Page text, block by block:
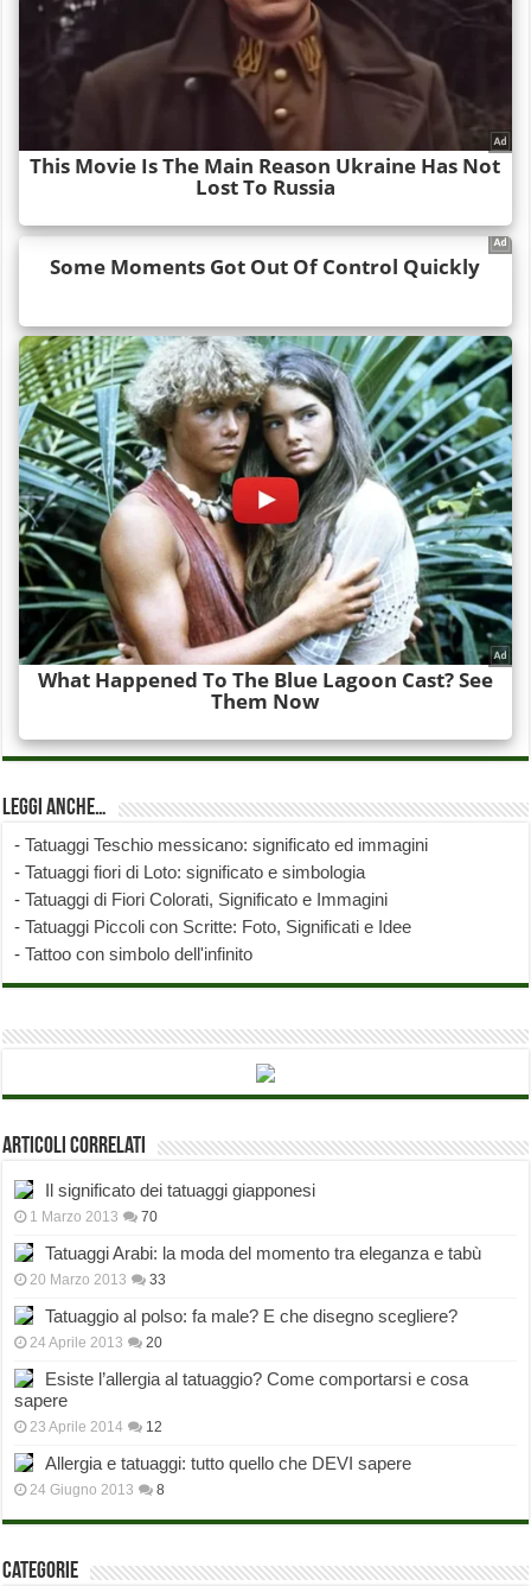
Leggi anche…
-Tatuaggi Teschio messicano: significato ed immagini
-Tatuaggi fiori di Loto: significato e simbologia
-Tatuaggi di Fiori Colorati, Significato e Immagini
-Tatuaggi Piccoli con Scritte: Foto, Significati e Idee
-Tattoo con simbolo dell'infinito
Articoli correlati
Il significato dei tatuaggi giapponesi
1 Marzo 2013 70
Tatuaggi Arabi: la moda del momento tra eleganza e tabù
20 Marzo 2013 33
Tatuaggio al polso: fa male? E che disegno scegliere?
24 Aprile 2013 20
Esiste l’allergia al tatuaggio? Come comportarsi e cosa
sapere
23 Aprile 2014 12
Allergia e tatuaggi: tutto quello che DEVI sapere
24 Giugno 2013 8
Categorie